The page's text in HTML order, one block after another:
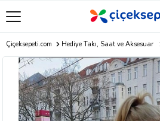
Çiçeksepeti.com Hediye Takı, Saat ve Aksesuar